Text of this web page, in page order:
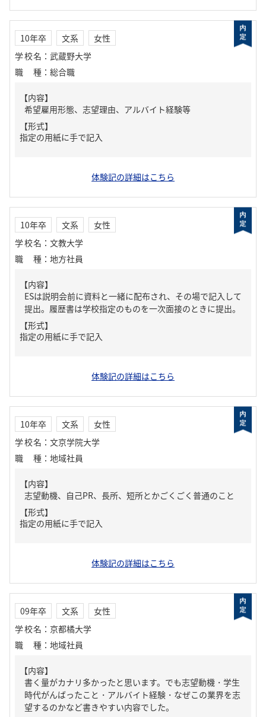
10年卒 文系
女性
学校名 ： 武蔵野大学
職種 ： 総合職
【内容】
希望雇用形態、志望理由、アルバイト経験等
【形式】
指定の用紙に手で記入
体験記の詳細はこちら
10年卒 文系
女性
学校名 ： 文教大学
職種 ： 地方社員
【内容】
ESは説明会前に資料と一緒に配布され、その場で記入して
提出。履歴書は学校指定のものを一次面接のときに提出。
【形式】
指定の用紙に手で記入
体験記の詳細はこちら
10年卒 文系
女性
学校名 ： 文京学院大学
職種 ： 地域社員
【内容】
志望動機、自己PR、長所、短所とかごくごく普通のこと
【形式】
指定の用紙に手で記入
体験記の詳細はこちら
09年卒 文系
女性
学校名 ： 京都橘大学
職種 ： 地域社員
【内容】
書く量がカナリ多かったと思います。でも志望動機・学生
時代がんばったこと・アルバイト経験・なぜこの業界を志
望するのかなど書きやすい内容でした。